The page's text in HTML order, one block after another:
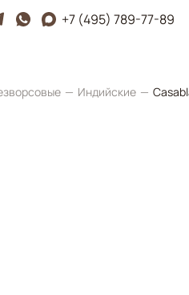
+7 (495) 789-77-89
Индийские